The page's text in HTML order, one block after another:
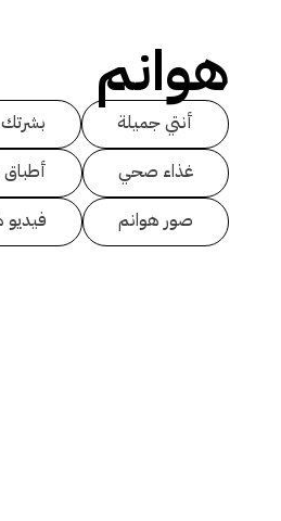
هوانم
أنتي جميلة بشرتك
غذاء صحي
صور هوانم
فيديو